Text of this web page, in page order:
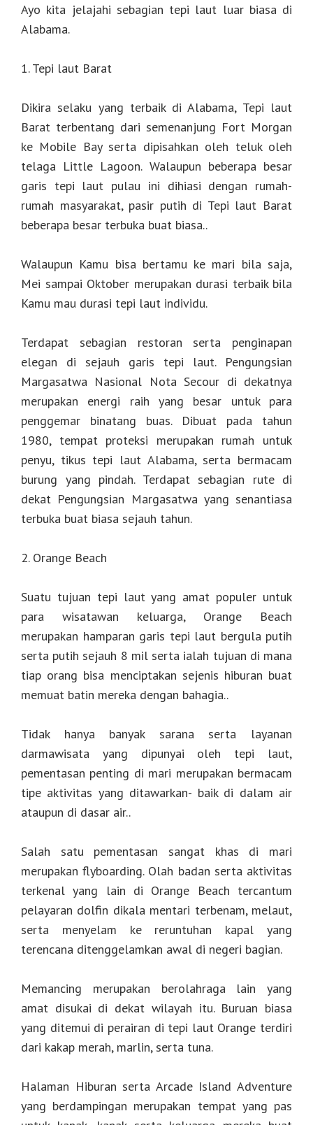
Ayo kita jelajahi sebagian tepi laut luar biasa di
Alabama.
1. Tepi laut Barat
Dikira selaku yang terbaik di Alabama, Tepi laut
Barat terbentang dari semenanjung Fort Morgan
ke Mobile Bay serta dipisahkan oleh teluk oleh
telaga Little Lagoon. Walaupun beberapa besar
garis tepi laut pulau ini dihiasi dengan rumah-
rumah masyarakat, pasir putih di Tepi laut Barat
beberapa besar terbuka buat biasa..
Walaupun Kamu bisa bertamu ke mari bila saja,
Mei sampai Oktober merupakan durasi terbaik bila
Kamu mau durasi tepi laut individu.
Terdapat sebagian restoran serta penginapan
elegan di sejauh garis tepi laut. Pengungsian
Margasatwa Nasional Nota Secour di dekatnya
merupakan energi raih yang besar untuk para
penggemar binatang buas. Dibuat pada tahun
1980, tempat proteksi merupakan rumah untuk
penyu, tikus tepi laut Alabama, serta bermacam
burung yang pindah. Terdapat sebagian rute di
dekat Pengungsian Margasatwa yang senantiasa
terbuka buat biasa sejauh tahun.
2. Orange Beach
Suatu tujuan tepi laut yang amat populer untuk
para wisatawan keluarga, Orange Beach
merupakan hamparan garis tepi laut bergula putih
serta putih sejauh 8 mil serta ialah tujuan di mana
tiap orang bisa menciptakan sejenis hiburan buat
memuat batin mereka dengan bahagia..
Tidak hanya banyak sarana serta layanan
darmawisata yang dipunyai oleh tepi laut,
pementasan penting di mari merupakan bermacam
tipe aktivitas yang ditawarkan- baik di dalam air
ataupun di dasar air..
Salah satu pementasan sangat khas di mari
merupakan flyboarding. Olah badan serta aktivitas
terkenal yang lain di Orange Beach tercantum
pelayaran dolfin dikala mentari terbenam, melaut,
serta menyelam ke reruntuhan kapal yang
terencana ditenggelamkan awal di negeri bagian.
Memancing merupakan berolahraga lain yang
amat disukai di dekat wilayah itu. Buruan biasa
yang ditemui di perairan di tepi laut Orange terdiri
dari kakap merah, marlin, serta tuna.
Halaman Hiburan serta Arcade Island Adventure
yang berdampingan merupakan tempat yang pas